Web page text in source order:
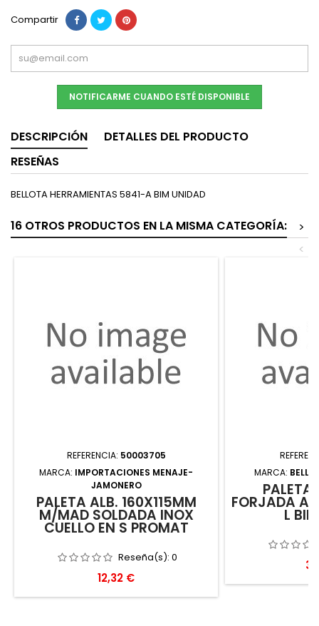
Compartir
NOTIFICARME CUANDO ESTÉ DISPONIBLE
DESCRIPCIÓN
DETALLES DEL PRODUCTO
RESEÑAS
BELLOTA HERRAMIENTAS 5841-A BIM UNIDAD
16 OTROS PRODUCTOS EN LA MISMA CATEGORÍA:
>
<
REFERENCIA: 50003705
MARCA: IMPORTACIONES MENAJE-
JAMONERO
PALETA ALB. 160X115MM
M/MAD SOLDADA INOX
CUELLO EN S PROMAT
Reseña(s): 0
Precio
12,32 €
MARCA:
FORJADA
L